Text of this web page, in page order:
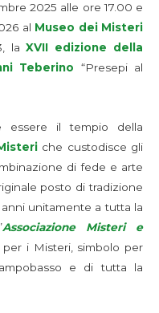
2025 alle ore 17.00 e
al Museo dei Misteri
laXVII edizione della
Teberino “Presepi al
essere il tempio della
che custodisce gli
di fede e arte
posto di tradizione
unitamente a tutta la
Associazione Misteri e
i Misteri, simbolo per
e di tutta la